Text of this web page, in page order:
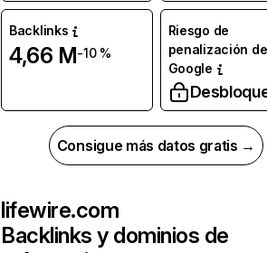
Backlinks
4,66 M-10 %
Riesgo de
penalización de
Google
Consigue más datos gratis →
lifewire.com
Backlinks y dominios de